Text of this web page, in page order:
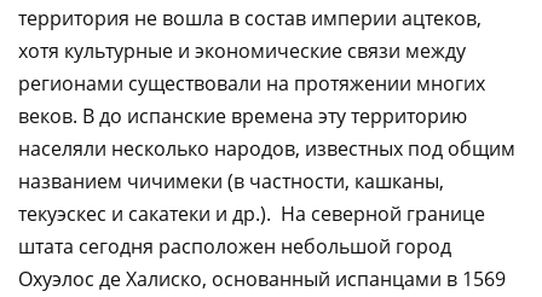
территория не вошла в состав империи ацтеков,
хотя культурные и экономические связи между
регионами существовали на протяжении многих
веков. В до испанские времена эту территорию
населяли несколько народов, известных под общим
названием чичимеки (в частности, кашканы,
текуэскес и сакатеки и др.). На северной границе
штата сегодня расположен небольшой город
Охуэлос де Халиско, основанный испанцами в 1569